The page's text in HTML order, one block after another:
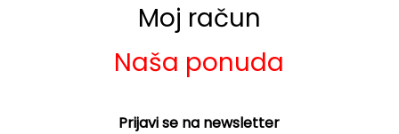
Moj račun
Naša ponuda
Prijavi se na newsletter